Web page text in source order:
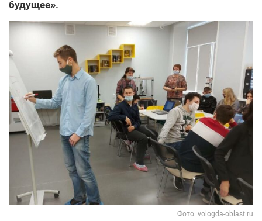
будущее».
Фото: vologda-oblast.ru